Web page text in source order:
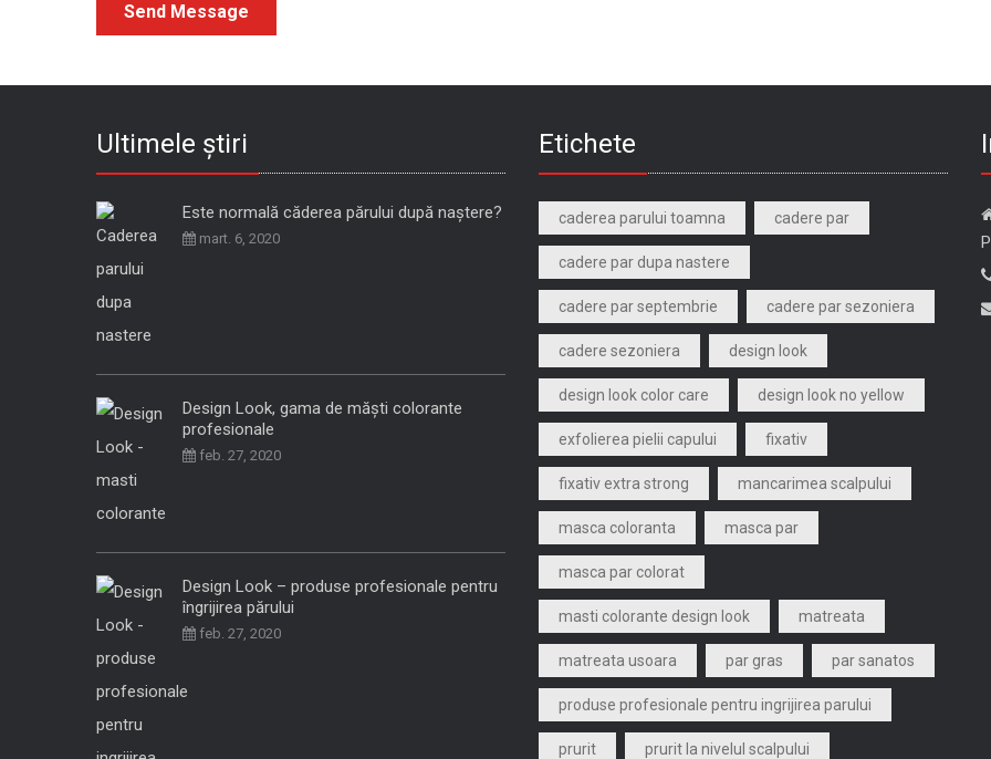
Ultimele știri
Este normală căderea părului după naștere?
mart. 6, 2020
Design Look, gama de măști colorante
profesionale
feb. 27, 2020
Design Look – produse profesionale pentru
îngrijirea părului
feb. 27, 2020
Etichete
caderea parului toamna cadere par
cadere par dupa nastere
cadere par septembrie cadere par sezoniera
cadere sezoniera design look
design look color care design look no yellow
exfolierea pielii capului fixativ
fixativ extra strong mancarimea scalpului
masca coloranta masca par
masca par colorat
masti colorante design look matreata
matreata usoara par gras par sanatos
produse profesionale pentru ingrijirea parului
prurit prurit la nivelul scalpului